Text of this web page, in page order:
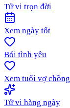
Tử vi trọn đời
Xem ngày tốt
Bói tình yêu
Xem tuổi vợ chồng
Tử vi hàng ngày